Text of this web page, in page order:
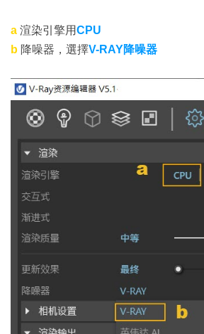
a 渲染引擎用CPU
b 降噪器，選擇V-RAY降噪器